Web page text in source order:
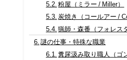
粉屋（ミラー / Miller）
炭焼き（コールアー /
猟師・森番（フォレス
謎の仕事・特殊な職業
糞尿汲み取り職人（ゴ